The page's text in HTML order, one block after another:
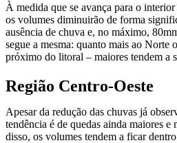
À medida que se avança para o
os volumes diminuirão de forma
ausência de chuva e, no máximo,
segue a mesma: quanto mais ao Norte
próximo do litoral – maiores tendem a
Região Centro-Oeste
Apesar da redução das chuvas já
tendência é de quedas ainda maiores
disso, os volumes tendem a ficar